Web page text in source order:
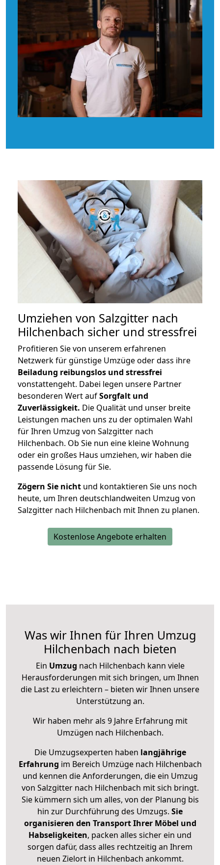
Umziehen von Salzgitter nach
Hilchenbach sicher und stressfrei
Profitieren Sie von unserem erfahrenen
Netzwerk für günstige Umzüge oder dass ihre
Beiladung reibungslos und stressfrei
vonstattengeht. Dabei legen unsere Partner
besonderen Wert aufSorgfalt und
Zuverlässigkeit. Die Qualität und unser breite
Leistungen machen uns zu der optimalen Wahl
für Ihren Umzug von Salzgitter nach
Hilchenbach. Ob Sie nun eine kleine Wohnung
oder ein großes Haus umziehen, wir haben die
passende Lösung für Sie.
Zögern Sie nicht und kontaktieren Sie uns noch
heute, um Ihren deutschlandweiten Umzug von
Salzgitter nach Hilchenbach mit Ihnen zu planen.
Kostenlose Angebote erhalten
Was wir Ihnen für Ihren Umzug
Hilchenbach nach bieten
Ein Umzug nach Hilchenbach kann viele
Herausforderungen mit sich bringen, um Ihnen
die Last zu erleichtern – bieten wir Ihnen unsere
Unterstützung an.
Wir haben mehr als 9 Jahre Erfahrung mit
Umzügen nach Hilchenbach.
Die Umzugsexperten haben langjährige
Erfahrung im Bereich Umzüge nach Hilchenbach
und kennen die Anforderungen, die ein Umzug
von Salzgitter nach Hilchenbach mit sich bringt.
Sie kümmern sich um alles, von der Planung bis
hin zur Durchführung des Umzugs. Sie
organisieren den Transport Ihrer Möbel und
Habseligkeiten, packen alles sicher ein und
sorgen dafür, dass alles rechtzeitig an Ihrem
neuen Zielort in Hilchenbach ankommt.